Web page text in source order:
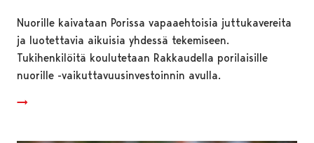
Nuorille kaivataan Porissa vapaaehtoisia juttukavereita
ja luotettavia aikuisia yhdessä tekemiseen.
Tukihenkilöitä koulutetaan Rakkaudella porilaisille
nuorille -vaikuttavuusinvestoinnin avulla.